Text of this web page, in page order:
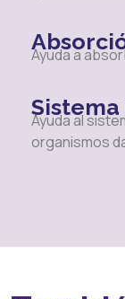
Ayuda a
Ayuda al
organismos